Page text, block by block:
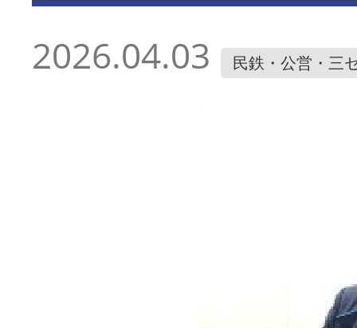
2026.04.03 民鉄・公営・三